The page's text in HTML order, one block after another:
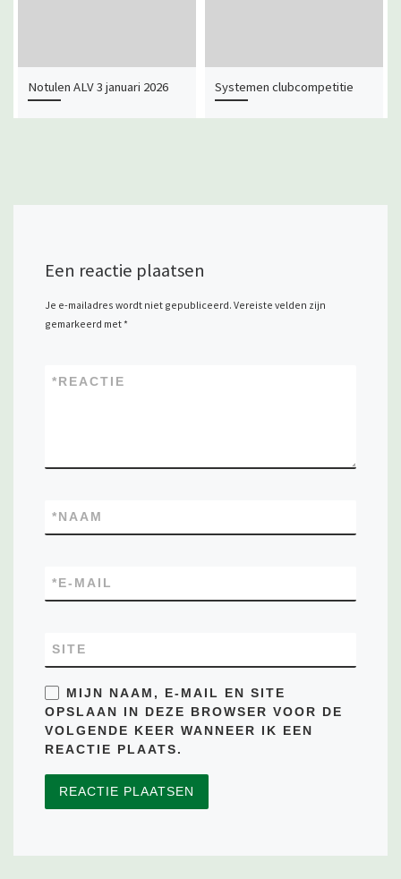
Notulen ALV 3 januari 2026 Systemen clubcompetitie
Een reactie plaatsen
Je e-mailadres wordt niet gepubliceerd. Vereiste velden zijn
gemarkeerd met*
REACTIE
*
NAAM
*
E-MAIL
*
SITE
MIJN NAAM, E-MAIL EN SITE
OPSLAAN IN DEZE BROWSER VOOR DE
VOLGENDE KEER WANNEER IK EEN
REACTIE PLAATS.